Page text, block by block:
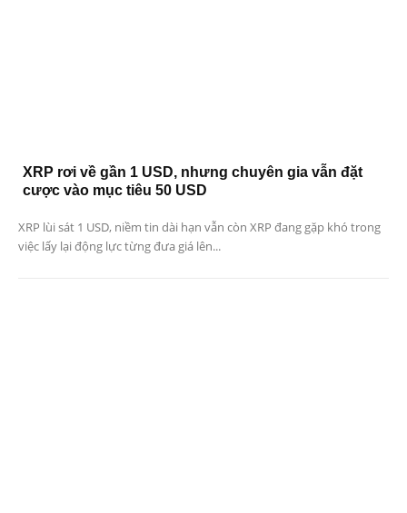
XRP rơi về gần 1 USD, nhưng chuyên gia vẫn đặt
cược vào mục tiêu 50 USD
XRP lùi sát 1 USD, niềm tin dài hạn vẫn còn XRP đang gặp khó trong
việc lấy lại động lực từng đưa giá lên...